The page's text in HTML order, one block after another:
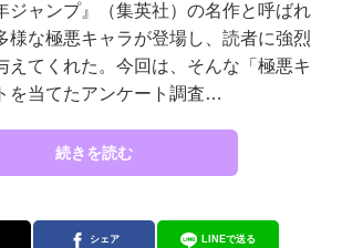
ジャンプ』（集英社）の名作と呼ばれ
様な極悪キャラが登場し、読者に強烈
えてくれた。今回は、そんな「極悪キ
を当てたアンケート調査…
続きを読む
シェア LINEで送る